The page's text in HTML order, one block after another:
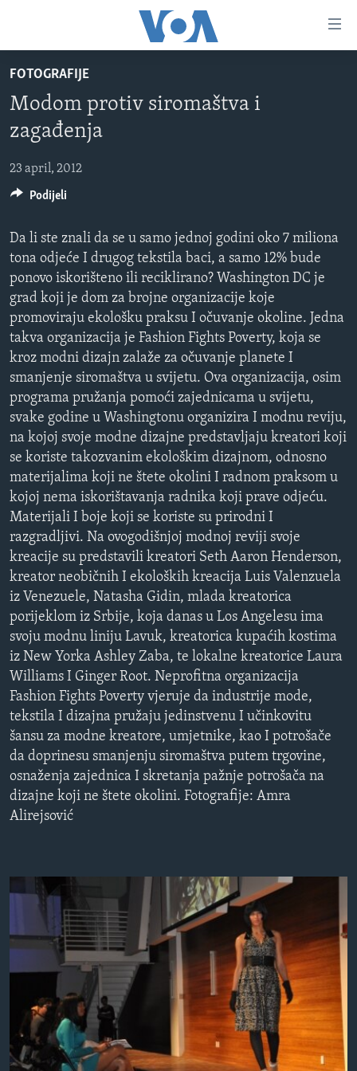
glavni
sadržaj
na
navigaciju
Idi
pretragu
TV PROGRAM
VIDEO
FOTOGRAFIJE DANA
VIJESTI
SJEDINJENE AMERIČKE DRŽAVE
BOSNA I HERCEGOVINA
SVIJET
NAUKA I TEHNOLOGIJA
SPECIJALNI PROJEKTI
KORUPCIJA
SLOBODA MEDIJA
ŽENSKA STRANA
IZBJEGLIČKA STRANA
MAGAZIN
O GLASU AMERIKE
Learning English
PRATITE NAS
Jezici
FOTOGRAFIJE
Modom protiv siromaštva i
zagađenja
23 april, 2012
Da li ste znali da se u samo jednoj godini oko 7 miliona
tona odjeće I drugog tekstila baci, a samo 12% bude
ponovo iskorišteno ili reciklirano? Washington DC je
grad koji je dom za brojne organizacije koje
promoviraju ekološku praksu I očuvanje okoline. Jedna
takva organizacija je Fashion Fights Poverty, koja se
kroz modni dizajn zalaže za očuvanje planete I
smanjenje siromaštva u svijetu. Ova organizacija, osim
programa pružanja pomoći zajednicama u svijetu,
svake godine u Washingtonu organizira I modnu reviju,
na kojoj svoje modne dizajne predstavljaju kreatori koji
se koriste takozvanim ekološkim dizajnom, odnosno
materijalima koji ne štete okolini I radnom praksom u
kojoj nema iskorištavanja radnika koji prave odjeću.
Materijali I boje koji se koriste su prirodni I
razgradljivi. Na ovogodišnjoj modnoj reviji svoje
kreacije su predstavili kreatori Seth Aaron Henderson,
kreator neobičnih I ekoloških kreacija Luis Valenzuela
iz Venezuele, Natasha Gidin, mlada kreatorica
porijeklom iz Srbije, koja danas u Los Angelesu ima
svoju modnu liniju Lavuk, kreatorica kupaćih kostima
iz New Yorka Ashley Zaba, te lokalne kreatorice Laura
Williams I Ginger Root. Neprofitna organizacija
Fashion Fights Poverty vjeruje da industrije mode,
tekstila I dizajna pružaju jedinstvenu I učinkovitu
šansu za modne kreatore, umjetnike, kao I potrošače
da doprinesu smanjenju siromaštva putem trgovine,
osnaženja zajednica I skretanja pažnje potrošača na
dizajne koji ne štete okolini. Fotografije: Amra
Alirejsović
Podijeli